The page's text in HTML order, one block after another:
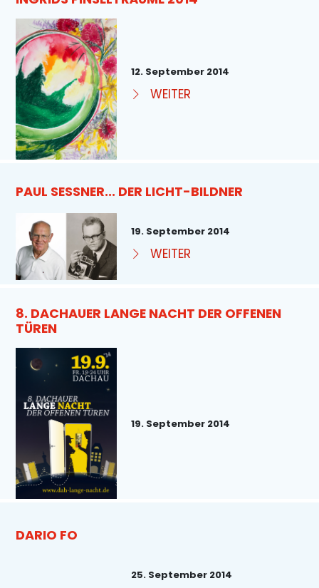
12. September 2014
WEITER
PAUL SESSNER... DER LICHT-BILDNER
19. September 2014
WEITER
8. DACHAUER LANGE NACHT DER OFFENEN
TÜREN
19. September 2014
DARIO FO
25. September 2014